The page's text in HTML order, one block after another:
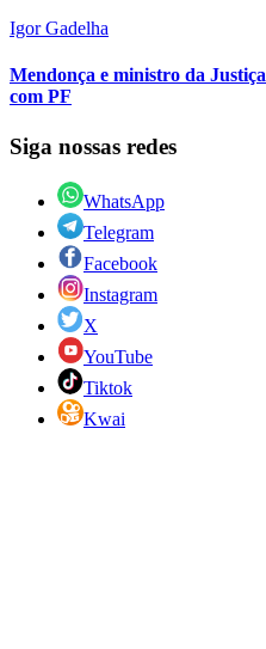
Igor Gadelha
Mendonça e ministro da
com PF
Siga nossas redes
WhatsApp
Telegram
Facebook
Instagram
X
YouTube
Tiktok
Kwai